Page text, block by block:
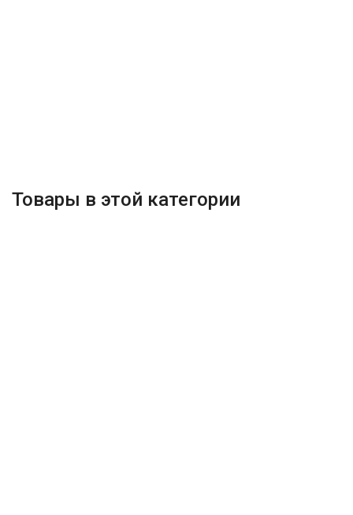
Товары в этой категории